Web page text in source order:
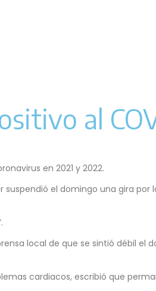
al
en 2021 y 2022.
suspendió el domingo una gira
local de que se sintió débil
cardiacos, escribió que